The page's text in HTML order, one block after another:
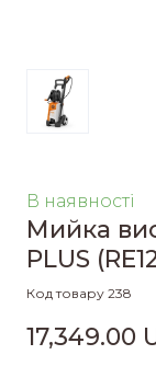
В наявності
Мийка
PLUS
Код товару 238
17,349.00